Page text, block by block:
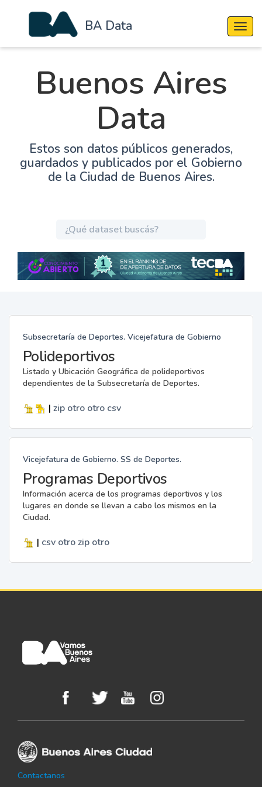
BA Data
Buenos Aires
Data
Estos son datos públicos generados,
guardados y publicados por el Gobierno
de la Ciudad de Buenos Aires.
Subsecretaría de Deportes. Vicejefatura de Gobierno
Polideportivos
Listado y Ubicación Geográfica de polideportivos
dependientes de la Subsecretaría de Deportes.
| zip otro otro csv
Vicejefatura de Gobierno. SS de Deportes.
Programas Deportivos
Información acerca de los programas deportivos y los
lugares en donde se llevan a cabo los mismos en la
Ciudad.
| csv otro zip otro
Contactanos